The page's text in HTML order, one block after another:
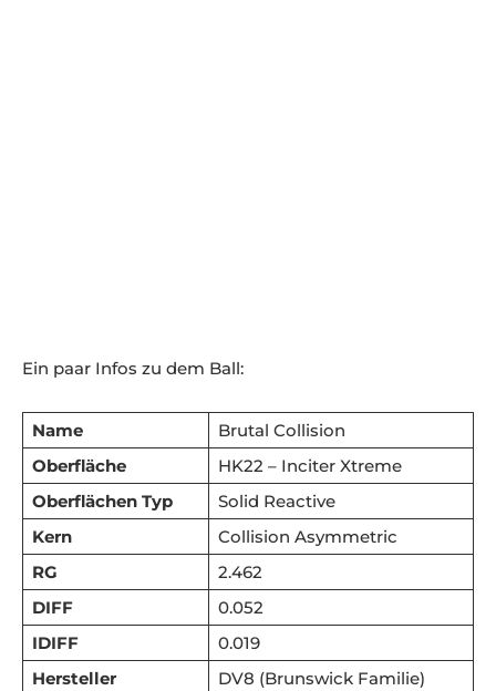
Ein paar Infos zu dem Ball:
Name
Brutal Collision
Oberfläche
HK22 – Inciter Xtreme
Oberflächen Typ
Solid Reactive
Kern
Collision Asymmetric
RG
2.462
DIFF
0.052
IDIFF
0.019
Hersteller
DV8 (Brunswick Familie)